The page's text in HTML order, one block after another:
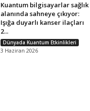
Kuantum bilgisayarlar sağlık
alanında sahneye çıkıyor:
Işığa duyarlı kanser ilaçları
2...
Dünyada Kuantum Etkinlikleri
3 Haziran 2026